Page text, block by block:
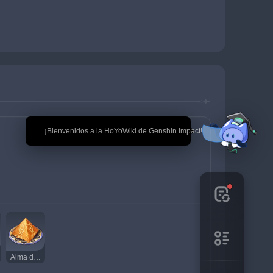
🎉 ¡Bienvenidos a la HoYoWiki de Genshin Impact!
Alma del duelo